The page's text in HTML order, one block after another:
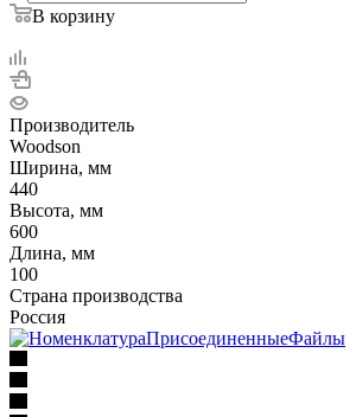
В корзину
Производитель
Woodson
Ширина, мм
440
Высота, мм
600
Длина, мм
100
Страна производства
Россия